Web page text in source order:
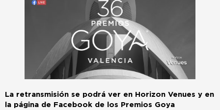
La retransmisión se podrá ver en Horizon Venues y en
la página de Facebook de los Premios Goya